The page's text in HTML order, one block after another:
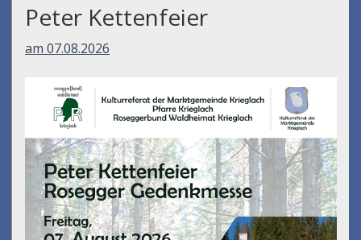
Peter Kettenfeier
am 07.08.2026